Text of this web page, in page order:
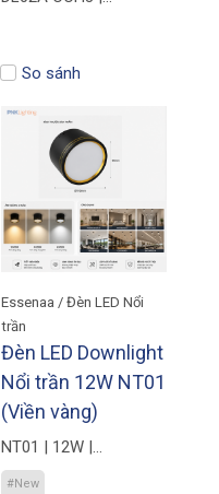
Essenaa / Đèn LED Nổi
trần
Đèn LED Downlight
Nổi trần 12W NT01
(Viền vàng)
NT01 | 12W |
110x60mm
#New
So sánh